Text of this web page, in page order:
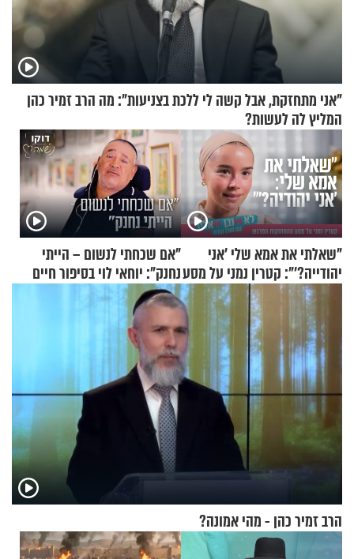
"אני מתחזקת, אבל קשה לי ללכת בצניעות": מה הרב זמיר כהן
המליץ לה לעשות?
"שאלתי את אמא שלי 'אני
יהודייה?'": קטרין נמני על מסע
ההתחזקות המרגש
"אם שכחתי לנשום – הייתי
נחנק": יוחאי לוי בסיפור חיים
מעורר השראה
הרב זמיר כהן - מהי אמונה?